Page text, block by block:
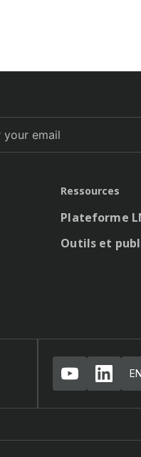
Ressources
Plateforme
Outils et
EN